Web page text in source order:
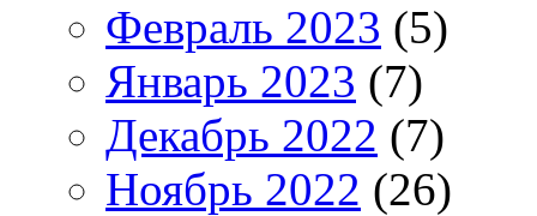
Февраль 2023 (5)
Январь 2023 (7)
Декабрь 2022 (7)
Ноябрь 2022 (26)